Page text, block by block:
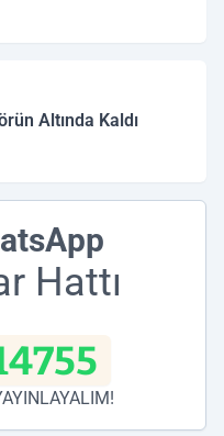
Altında Kaldı
Hattı